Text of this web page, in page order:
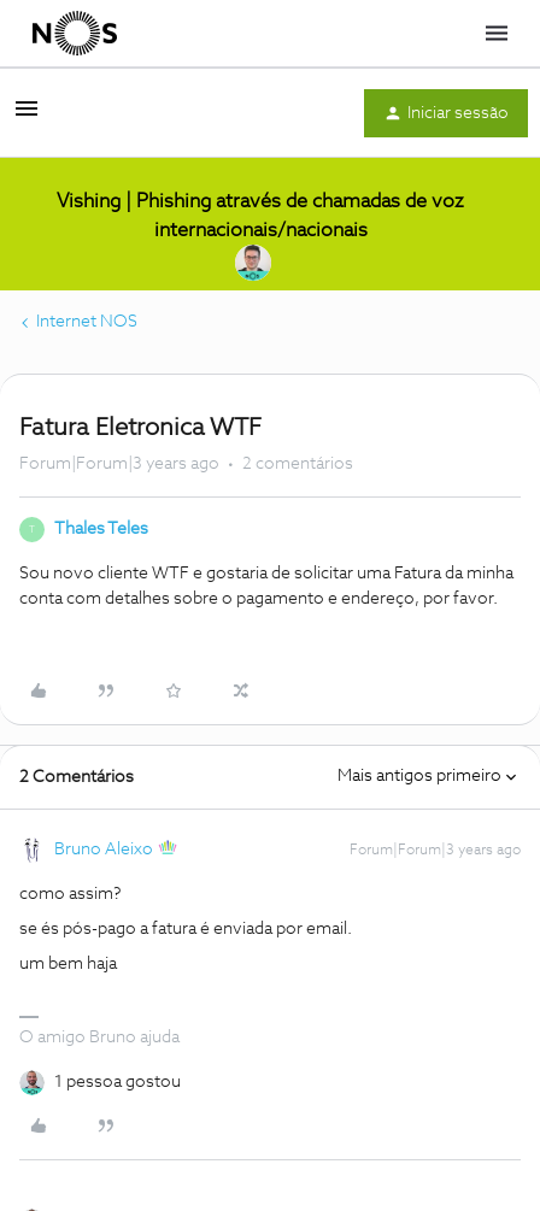
Menu
Iniciar sessão
Vishing | Phishing através de chamadas de voz
internacionais/nacionais
Internet NOS
Fatura Eletronica WTF
Forum|Forum|3 years ago 2 comentários
T Thales Teles
Sou novo cliente WTF e gostaria de solicitar uma Fatura da minha
conta com detalhes sobre o pagamento e endereço, por favor.
2 Comentários Mais antigos primeiro
Bruno Aleixo Forum|Forum|3 years ago
como assim?
se és pós-pago a fatura é enviada por email.
um bem haja
O amigo Bruno ajuda
1 pessoa gostou